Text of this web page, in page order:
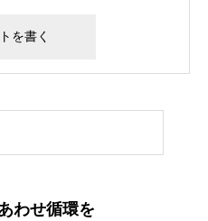
わせ循環を